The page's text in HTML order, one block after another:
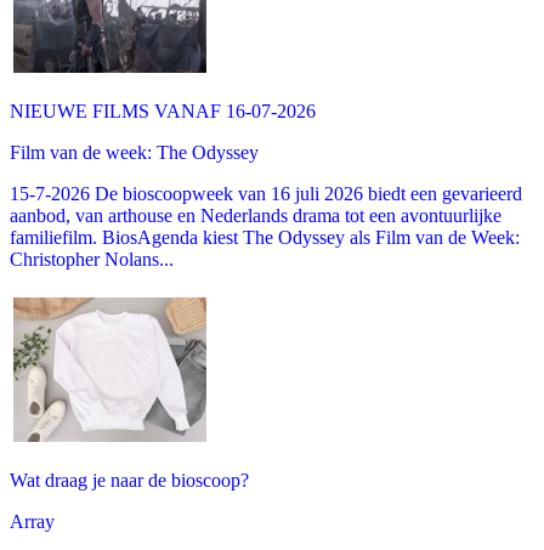
NIEUWE FILMS VANAF 16-07-2026
Film van de week: The Odyssey
15-7-2026 De bioscoopweek van 16 juli 2026 biedt een gevarieerd
aanbod, van arthouse en Nederlands drama tot een avontuurlijke
familiefilm. BiosAgenda kiest The Odyssey als Film van de Week:
Christopher Nolans...
Wat draag je naar de bioscoop?
Array